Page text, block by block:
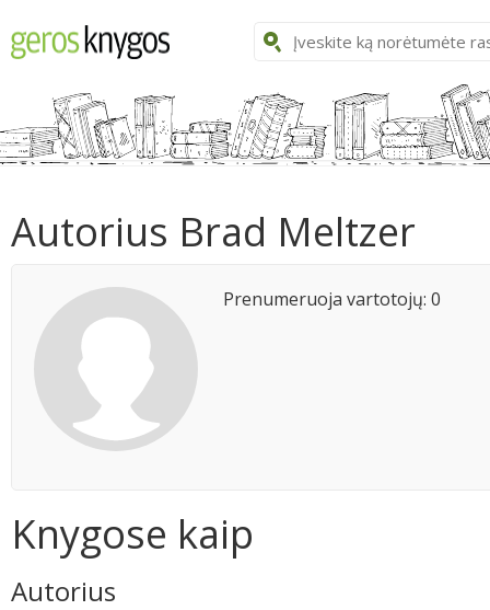
Autorius Brad Meltzer
Prenumeruoja vartotojų: 0
Knygose kaip
Autorius